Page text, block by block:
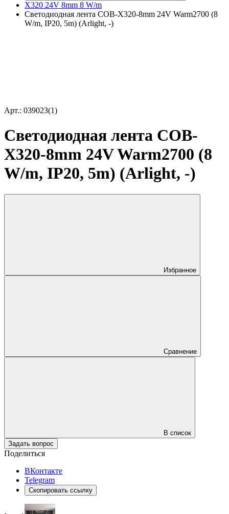
X320 24V 8mm 8 W/m
Светодиодная лента COB-X320-8mm 24V Warm2700 (8
W/m, IP20, 5m) (Arlight, -)
Арт.: 039023(1)
Светодиодная лента COB-
X320-8mm 24V Warm2700 (8
W/m, IP20, 5m) (Arlight, -)
Избранное
Сравнение
В список
Задать вопрос
Поделиться
ВКонтакте
Telegram
Скопировать ссылку